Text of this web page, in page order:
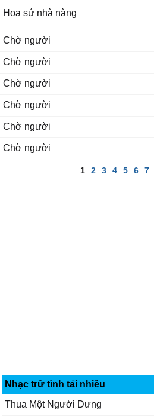
Hoa sứ nhà nàng
Chờ người
Chờ người
Chờ người
Chờ người
Chờ người
Chờ người
1 2 3 4 5 6 7
Nhạc trữ tình tải nhiều
Thua Một Người Dưng